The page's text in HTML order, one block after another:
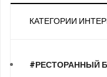
КАТЕГОРИИ
#РЕСТОРАННЫЙ